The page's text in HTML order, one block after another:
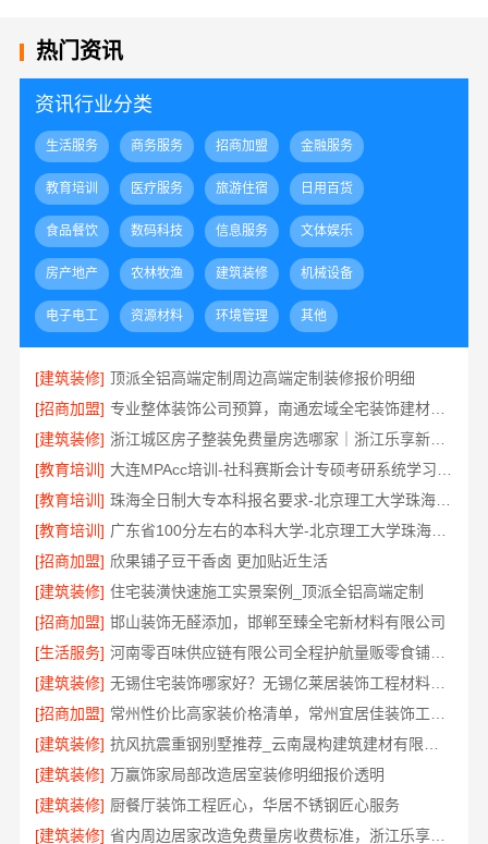
热门资讯
资讯行业分类
生活服务 商务服务 招商加盟 金融服务
教育培训 医疗服务 旅游住宿 日用百货
食品餐饮 数码科技 信息服务 文体娱乐
房产地产 农林牧渔 建筑装修 机械设备
电子电工 资源材料 环境管理 其他
[建筑装修] 顶派全铝高端定制周边高端定制装修报价明细
[招商加盟]
专业整体装饰公司预算，南通宏域全宅装饰建材有限公司明细透明
[建筑装修]
浙江城区房子整装免费量房选哪家｜浙江乐享新材料有限公司
[教育培训]
[教育培训]
珠海全日制大专本科报名要求-北京理工大学珠海学院继续教育学院
[教育培训]
广东省100分左右的本科大学-北京理工大学珠海学院继教院
[招商加盟] 欣果铺子豆干香卤 更加贴近生活
[建筑装修] 住宅装潢快速施工实景案例_顶派全铝高端定制
[招商加盟] 邯山装饰无醛添加，邯郸至臻全宅新材料有限公司
[生活服务]
河南零百味供应链有限公司全程护航量贩零食铺无忧经营
[建筑装修]
无锡住宅装饰哪家好？无锡亿莱居装饰工程材料有限公司
[招商加盟]
[建筑装修]
[建筑装修] 万赢饰家局部改造居室装修明细报价透明
[建筑装修] 厨餐厅装饰工程匠心，华居不锈钢匠心服务
[建筑装修]
省内周边居家改造免费量房收费标准，浙江乐享新材料有限公司透明报价清单